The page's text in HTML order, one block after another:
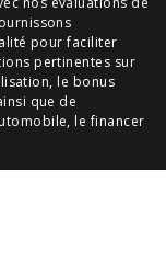
pour faciliter
pertinentes sur
, le bonus
que de
, le financer